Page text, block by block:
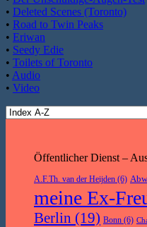
• Deleted Scenes (Toronto)
• Road to Twin Peaks
• Eriwan
• Seedy Edie
• Toilets of Toronto
• Audio
• Video
Öffentlicher Dienst –
A.F.Th. van der Heijden (6)
meine Ex-
Berlin (19) Bonn (6)